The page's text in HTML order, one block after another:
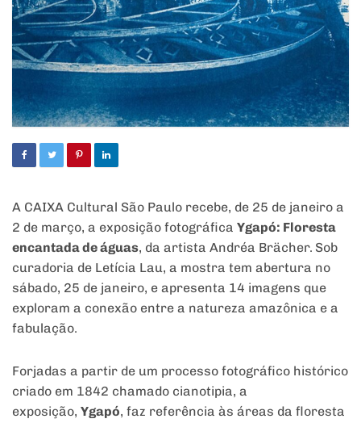
A CAIXA Cultural São Paulo recebe, de 25 de janeiro a
2 de março, a exposição fotográfica Ygapó: Floresta
encantada de águas, da artista Andréa Brächer. Sob
curadoria de Letícia Lau, a mostra tem abertura no
sábado, 25 de janeiro, e apresenta 14 imagens que
exploram a conexão entre a natureza amazônica e a
fabulação.
Forjadas a partir de um processo fotográfico histórico
criado em 1842 chamado cianotipia, a
exposição, Ygapó, faz referência às áreas da floresta